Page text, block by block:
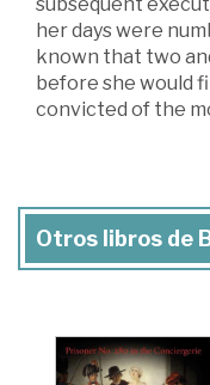
subsequent
her days were
known that two
before she would
convicted of the
Otros libros de